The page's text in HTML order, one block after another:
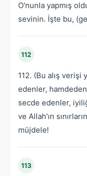
O'nunla yapmış
sevinin. İşte bu,
112
112. (Bu alış
edenler,
secde edenler,
ve Allah'ın
müjdele!
113